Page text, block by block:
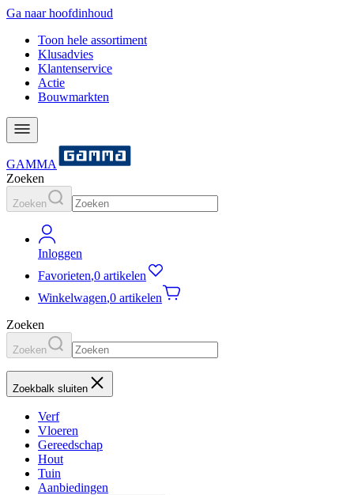
Ga naar hoofdinhoud
Toon hele assortiment
Klusadvies
Klantenservice
Actie
Bouwmarkten
GAMMA
Zoeken
Zoeken
Inloggen
Favorieten,0 artikelen
Winkelwagen,0 artikelen
Zoeken
Zoeken
Zoekbalk sluiten
Verf
Vloeren
Gereedschap
Hout
Tuin
Aanbiedingen